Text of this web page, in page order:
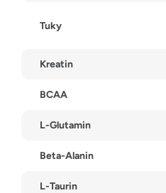
Tuky
Kreatin
BCAA
L-Glutamin
Beta-Alanin
L-Taurin